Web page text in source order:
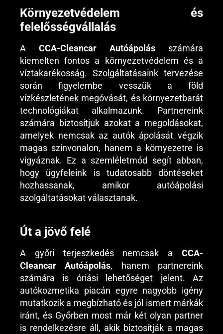
Környezetvédelem és
felelősségvállalás
A CCA-Cleancar Autóápolás számára
kiemelten fontos a környezetvédelem és a
víztakarékosság. Szolgáltatásaink tervezése
során figyelembe vesszük a föld
vízkészletének megóvását, és környezetbarát
technológiákat alkalmazunk. Partnereink
számára biztosítjuk azokat a megoldásokat,
amelyek nemcsak az autók ápolását végzik
magas színvonalon, hanem a környezetre is
vigyáznak. Ez a szemléletmód segít abban,
hogy ügyfeleink is tudatosabb döntéseket
hozhassanak, amikor autóápolási
szolgáltatásokat választanak.
Út a jövő felé
A győri terjeszkedés nemcsak a CCA-
Cleancar Autóápolás, hanem partnereink
számára is óriási lehetőséget jelent. Az
autókozmetika piacán egyre nagyobb igény
mutatkozik a megbízható és jól ismert márkák
iránt, és Győrben most már két olyan partner
is rendelkezésre áll, akik biztosítják a magas